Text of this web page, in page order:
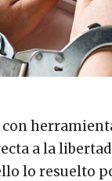
con
a la
lo resuelto